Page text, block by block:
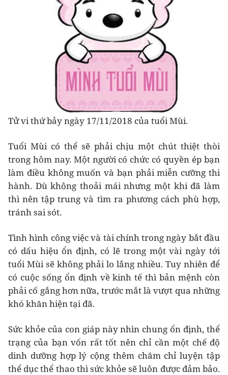
Tử vi thứ bảy ngày 17/11/2018 của tuổi Mùi.
Tuổi Mùi có thể sẽ phải chịu một chút thiệt thòi
trong hôm nay. Một người có chức có quyền ép bạn
làm điều không muốn và bạn phải miễn cưỡng thi
hành. Dù không thoải mái nhưng một khi đã làm
thì nên tập trung và tìm ra phương cách phù hợp,
tránh sai sót.
Tình hình công việc và tài chính trong ngày bắt đầu
có dấu hiệu ổn định, có lẽ trong một vài ngày tới
tuổi Mùi sẽ không phải lo lắng nhiều. Tuy nhiên để
có cuộc sống ổn định về kinh tế thì bản mệnh còn
phải cố gắng hơn nữa, trước mắt là vượt qua những
khó khăn hiện tại đã.
Sức khỏe của con giáp này nhìn chung ổn định, thể
trạng của bạn vốn rất tốt nên chỉ cần một chế độ
dinh dưỡng hợp lý cộng thêm chăm chỉ luyện tập
thể dục thể thao thì sức khỏe sẽ luôn được đảm bảo.